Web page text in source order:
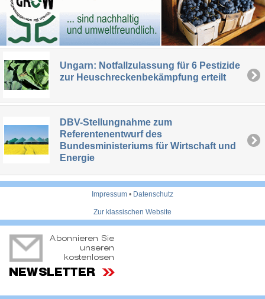
Ungarn: Notfallzulassung für 6 Pestizide
zur Heuschreckenbekämpfung erteilt
DBV-Stellungnahme zum
Referentenentwurf des
Bundesministeriums für Wirtschaft und
Energie
Impressum • Datenschutz
Zur klassischen Website